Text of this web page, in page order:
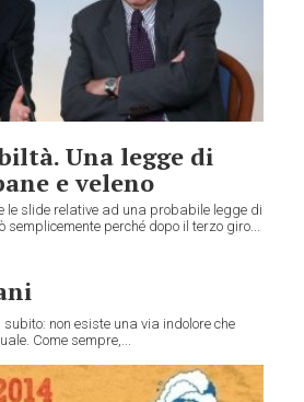
Una legge di
e veleno
le slide relative ad una probabile legge di
perché dopo il terzo giro...
non esiste una via indolore che
Come sempre,...